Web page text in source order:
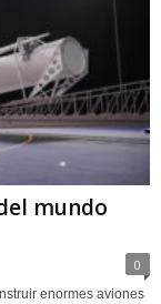
mundo
0
enormes aviones